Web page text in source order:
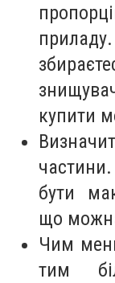
купити
бути
що
Чим
тим